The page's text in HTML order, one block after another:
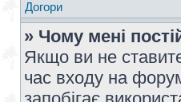
Догори
» Чому мені
Якщо ви не
час входу на